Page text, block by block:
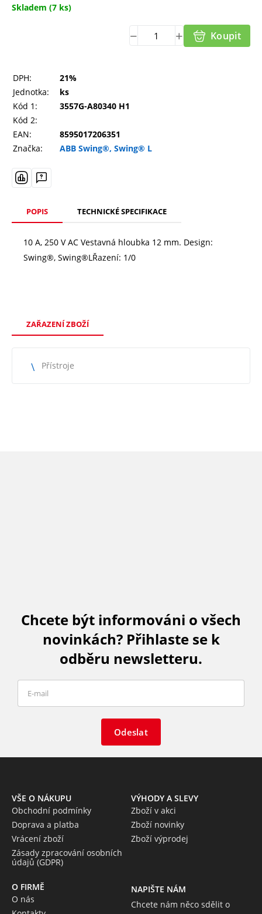
Skladem (7 ks)
Koupit
DPH:
21%
Jednotka:
ks
Kód 1:
3557G-A80340 H1
Kód 2:
EAN:
8595017206351
Značka:
ABB Swing®, Swing® L
POPIS TECHNICKÉ SPECIFIKACE
10 A, 250 V AC Vestavná hloubka 12 mm. Design:
Swing®, Swing®LŘazení: 1/0
ZAŘAZENÍ ZBOŽÍ
Přístroje
Chcete být informováni o všech
novinkách? Přihlaste se k
odběru newsletteru.
Odeslat
VŠE O NÁKUPU
Obchodní podmínky
Doprava a platba
Vrácení zboží
Zásady zpracování osobních
údajů (GDPR)
VÝHODY A SLEVY
Zboží v akci
Zboží novinky
Zboží výprodej
O FIRMĚ
O nás
NAPIŠTE NÁM
Chcete nám něco sdělit o